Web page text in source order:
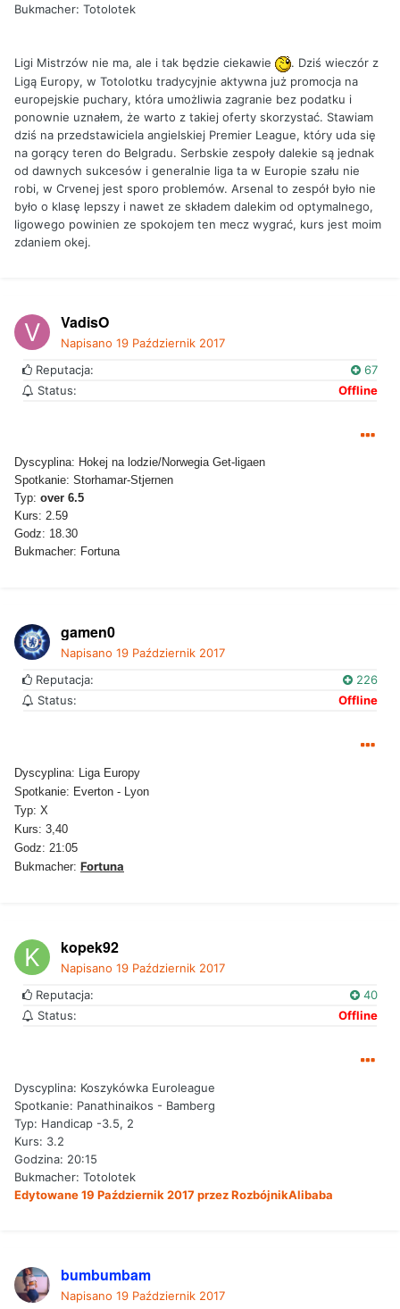
Bukmacher: Totolotek
Ligi Mistrzów nie ma, ale i tak będzie ciekawie
. Dziś wieczór z
Ligą Europy, w Totolotku tradycyjnie aktywna już promocja na
europejskie puchary, która umożliwia zagranie bez podatku i
ponownie uznałem, że warto z takiej oferty skorzystać. Stawiam
dziś na przedstawiciela angielskiej Premier League, który uda się
na gorący teren do Belgradu. Serbskie zespoły dalekie są jednak
od dawnych sukcesów i generalnie liga ta w Europie szału nie
robi, w Crvenej jest sporo problemów. Arsenal to zespół było nie
było o klasę lepszy i nawet ze składem dalekim od optymalnego,
ligowego powinien ze spokojem ten mecz wygrać, kurs jest moim
zdaniem okej.
VadisO
Napisano 19 Październik 2017
Reputacja:
67
Status:
Offline
Dyscyplina: Hokej na lodzie/Norwegia Get-ligaen
Spotkanie: Storhamar-Stjernen
Typ: over 6.5
Kurs: 2.59
Godz: 18.30
Bukmacher: Fortuna
gamen0
Napisano 19 Październik 2017
Reputacja:
226
Status:
Offline
Dyscyplina: Liga Europy
Spotkanie: Everton - Lyon
Typ: X
Kurs: 3,40
Godz: 21:05
Bukmacher: Fortuna
kopek92
Napisano 19 Październik 2017
Reputacja:
40
Status:
Offline
Dyscyplina: Koszykówka Euroleague
Spotkanie: Panathinaikos - Bamberg
Typ: Handicap -3.5, 2
Kurs: 3.2
Godzina: 20:15
Bukmacher: Totolotek
Edytowane19 Październik 2017przez RozbójnikAlibaba
bumbumbam
Napisano 19 Październik 2017